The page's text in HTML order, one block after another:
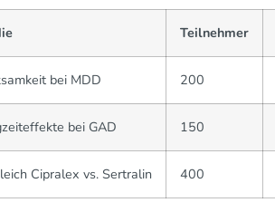
Teilnehmer
bei MDD 200
bei GAD 150
Cipralex vs. Sertralin 400